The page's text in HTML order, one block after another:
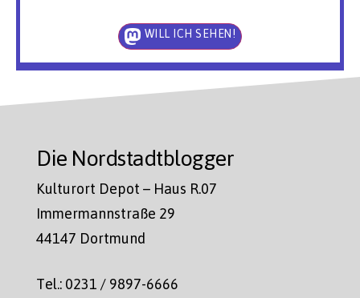
WILL ICH SEHEN!
Die Nordstadtblogger
Kulturort Depot – Haus R.07
Immermannstraße 29
44147 Dortmund
Tel.: 0231 / 9897-6666